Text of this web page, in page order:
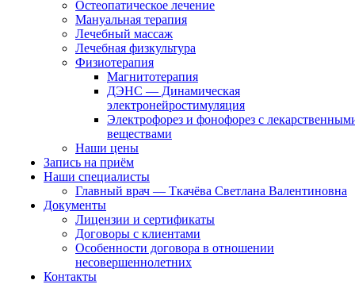
Остеопатическое лечение
Мануальная терапия
Лечебный массаж
Лечебная физкультура
Физиотерапия
Магнитотерапия
ДЭНС — Динамическая
электронейростимуляция
Электрофорез и фонофорез с
веществами
Наши цены
Запись на приём
Наши специалисты
Главный врач — Ткачёва Светлана Валентиновна
Документы
Лицензии и сертификаты
Договоры с клиентами
Особенности договора в отношении
несовершеннолетних
Контакты